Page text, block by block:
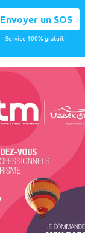
Envoyer un SOS
Service 100% gratuit !